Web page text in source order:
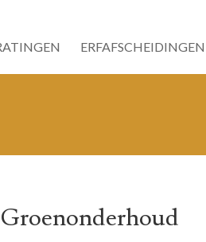
ERFAFSCHEIDINGEN